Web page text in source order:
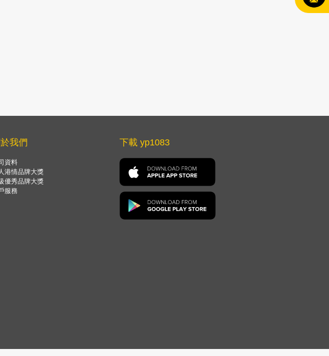
我們
資料
港情品牌大獎
優秀品牌大獎
服務
下載 yp1083